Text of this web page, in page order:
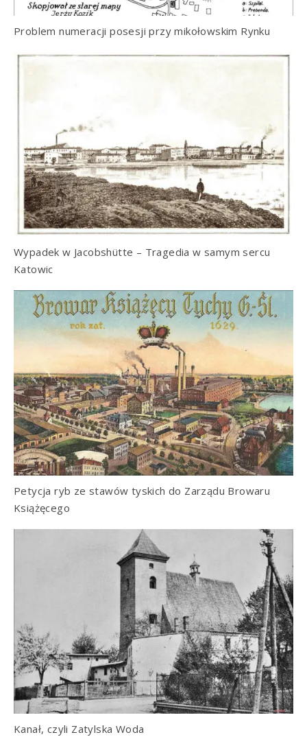
Problem numeracji posesji przy mikołowskim Rynku
Wypadek w Jacobshütte – Tragedia w samym sercu
Katowic
Petycja ryb ze stawów tyskich do Zarządu Browaru
Książęcego
Kanał, czyli Zatylska Woda